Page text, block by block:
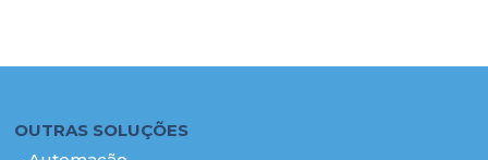
OUTRAS SOLUÇÕES